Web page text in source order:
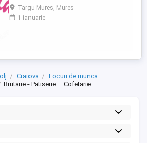
culinare. Este disponibil un singur loc de
munca in localitatea Targu Mures, Str.
Ciucului nr. 12. Se ofera salariu minim pe
Targu Mures, Mures
1 ianuarie
Craiova
Locuri de munca
Brutarie - Patiserie – Cofetarie